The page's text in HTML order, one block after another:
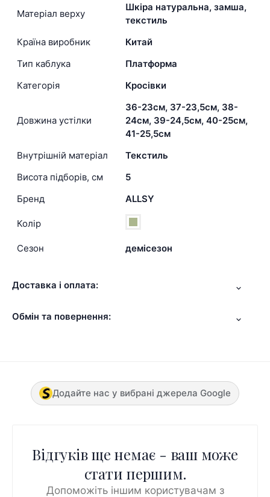
Матеріал верху
Шкіра натуральна, замша,
текстиль
Країна виробник
Китай
Тип каблука
Платформа
Категорія
Кросівки
Довжина устілки
36-23см, 37-23,5см, 38-
24см, 39-24,5см, 40-25см,
41-25,5см
Внутрішній матеріал
Текстиль
Висота підборів, см
5
Бренд
ALLSY
Колір
Сезон демісезон
Доставка і оплата:
Обмін та повернення:
Додайте нас у вибрані джерела Google
Відгуків ще немає - ваш може
стати першим.
Допоможіть іншим користувачам з